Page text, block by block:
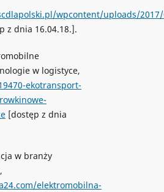
wpcontent/uploads/
z dnia 16.04.18.].
w logistyce,
ekotransport-
[dostęp z dnia
w branży
elektromobilna-